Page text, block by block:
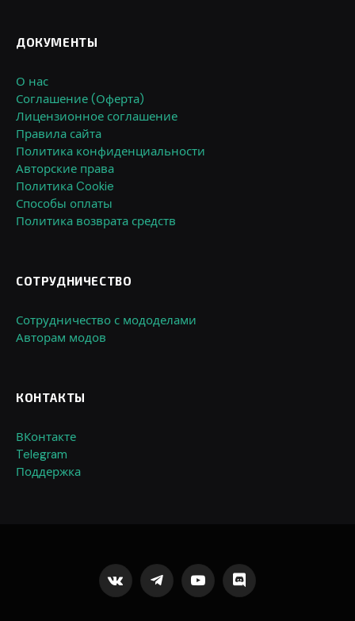
ДОКУМЕНТЫ
О нас
Соглашение (Оферта)
Лицензионное соглашение
Правила сайта
Политика конфиденциальности
Авторские права
Политика Cookie
Способы оплаты
Политика возврата средств
СОТРУДНИЧЕСТВО
Сотрудничество с мододелами
Авторам модов
КОНТАКТЫ
ВКонтакте
Telegram
Поддержка
VKontakteTelegramYouTubeDiscord